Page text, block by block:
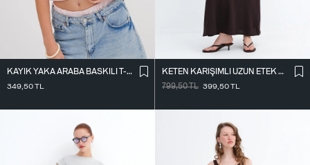
KAYIK YAKA ARABA BASKILI T-SHIRT P1802
349,50TL
KETEN KARIŞIMLI UZUN ETEK E18087
799,50TL 399,50TL